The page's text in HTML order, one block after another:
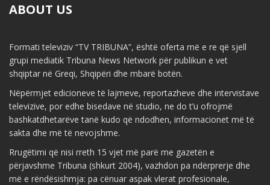
ABOUT US
Formati televiziv “TV TRIBUNA”, është oferta më e re që sjell
grupi mediatik Tribuna News Network për publikun e vet
shqiptar në Greqi, Shqipëri dhe mbarë botën.
Nëpërmjet edicioneve të lajmeve, reportazheve dhe intervistave
televizive, por edhe bisedave në studio, ne do t’u ofrojmë
bashkatdhetarëve tanë kudo që ndodhen, informacionet më të
sakta dhe më të nevojshme.
Rrugëtimi që nisi rreth 15 vjet më parë me gazetën e
përjavshme Tribuna (shkurt 2004), vazhdon pa ndërprerje dhe
më e rëndësishmja: pa cënuar aspak vlerat profesionale,